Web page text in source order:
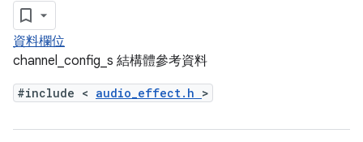
資料欄位
channel_config_s 結構體參考資料
#include < audio_effect.h >